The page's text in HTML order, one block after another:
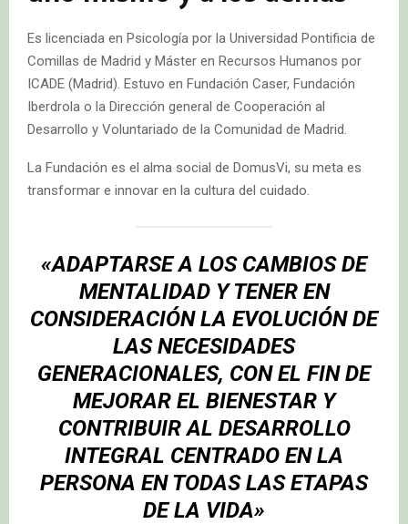
Es licenciada en Psicología por la Universidad Pontificia de
Comillas de Madrid y Máster en Recursos Humanos por
ICADE (Madrid). Estuvo en Fundación Caser, Fundación
Iberdrola o la Dirección general de Cooperación al
Desarrollo y Voluntariado de la Comunidad de Madrid.
La Fundación es el alma social de DomusVi, su meta es
transformar e innovar en la cultura del cuidado.
«ADAPTARSE A LOS CAMBIOS DE
MENTALIDAD Y TENER EN
CONSIDERACIÓN LA EVOLUCIÓN DE
LAS NECESIDADES
GENERACIONALES, CON EL FIN DE
MEJORAR EL BIENESTAR Y
CONTRIBUIR AL DESARROLLO
INTEGRAL CENTRADO EN LA
PERSONA EN TODAS LAS ETAPAS
DE LA VIDA»